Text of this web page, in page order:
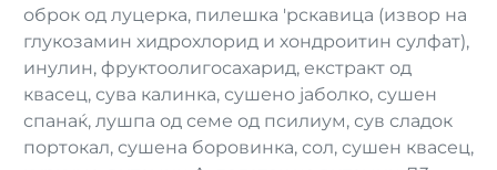
оброк од луцерка, пилешка 'рскавица (извор на
глукозамин хидрохлорид и хондроитин сулфат),
инулин, фруктоолигосахарид, екстракт од
квасец, сува калинка, сушено јаболко, сушен
спанаќ, лушпа од семе од псилиум, сув сладок
портокал, сушена боровинка, сол, сушен квасец,